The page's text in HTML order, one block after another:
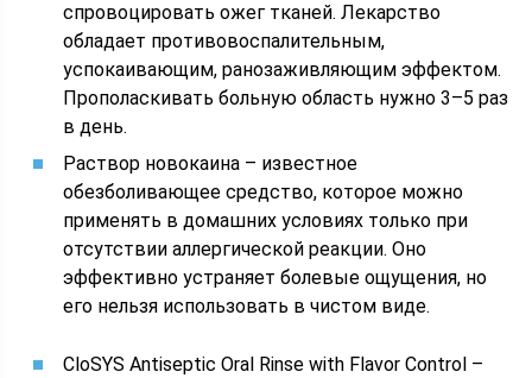
спровоцировать ожег тканей. Лекарство
обладает противовоспалительным,
успокаивающим, ранозаживляющим эффектом.
Прополаскивать больную область нужно 3–5 раз
в день.
Раствор новокаина – известное
обезболивающее средство, которое можно
применять в домашних условиях только при
отсутствии аллергической реакции. Оно
эффективно устраняет болевые ощущения, но
его нельзя использовать в чистом виде.
CloSYS Antiseptic Oral Rinse with Flavor Control –